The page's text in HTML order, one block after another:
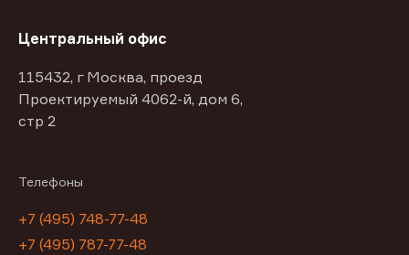
Центральный офис
115432, г Москва, проезд
Проектируемый 4062-й, дом 6,
стр 2
Телефоны
+7 (495) 748-77-48
+7 (495) 787-77-48